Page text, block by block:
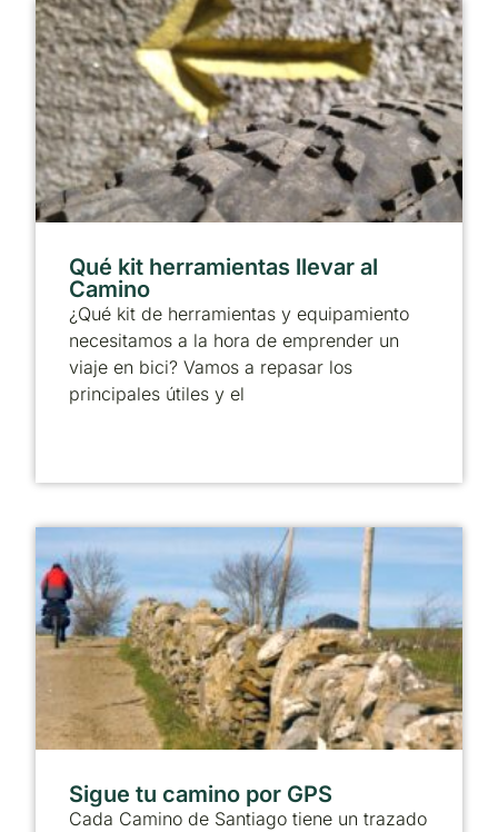
Qué kit herramientas llevar al
Camino
¿Qué kit de herramientas y equipamiento
necesitamos a la hora de emprender un
viaje en bici? Vamos a repasar los
principales útiles y el
Sigue tu camino por GPS
Cada Camino de Santiago tiene un trazado